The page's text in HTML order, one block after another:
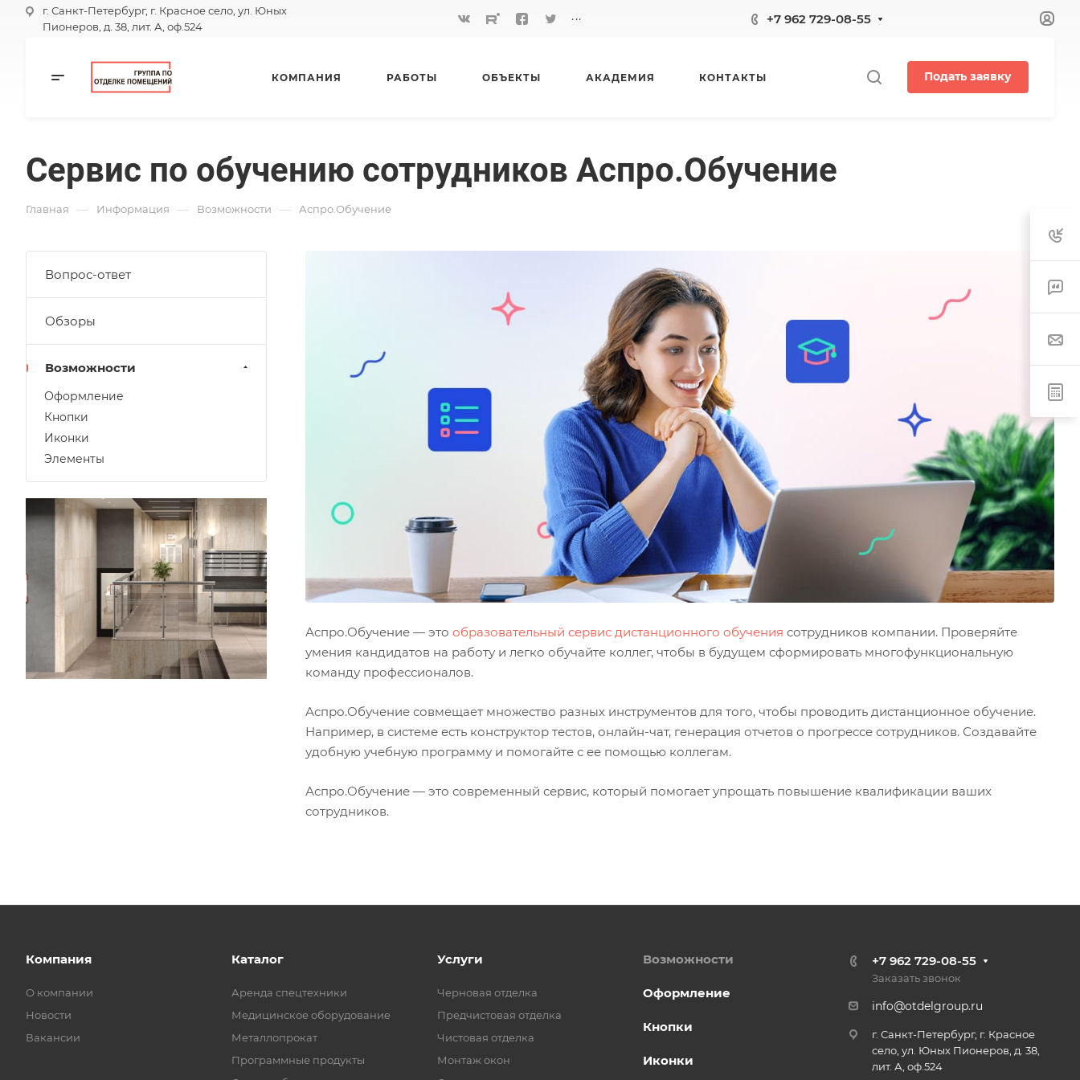
г. Санкт-Петербург, г. Красное село, ул. Юных
Пионеров, д. 38, лит. А, оф.524
... +7 962 729-08-55
КОМПАНИЯ РАБОТЫ ОБЪЕКТЫ АКАДЕМИЯ КОНТАКТЫ Подать заявку
Сервис по обучению сотрудников Аспро.Обучение
Главная — Информация — Возможности — Аспро.Обучение
Аспро.Обучение — это образовательный сервис дистанционного обучения сотрудников компании. Проверяйте
умения кандидатов на работу и легко обучайте коллег, чтобы в будущем сформировать многофункциональную
команду профессионалов.
Аспро.Обучение совмещает множество разных инструментов для того, чтобы проводить дистанционное обучение.
Например, в системе есть конструктор тестов, онлайн-чат, генерация отчетов о прогрессе сотрудников. Создавайте
удобную учебную программу и помогайте с ее помощью коллегам.
Аспро.Обучение — это современный сервис, который помогает упрощать повышение квалификации ваших
сотрудников.
Вопрос-ответ
Обзоры
Возможности
Оформление
Кнопки
Иконки
Элементы
Компания
О компании
Новости
Вакансии
Каталог
Аренда спецтехники
Медицинское оборудование
Металлопрокат
Программные продукты
Услуги
Черновая отделка
Предчистовая отделка
Чистовая отделка
Монтаж окон
Возможности
Оформление
Кнопки
Иконки
+7 962 729-08-55
Заказать звонок
info@otdelgroup.ru
г. Санкт-Петербург, г. Красное
село, ул. Юных Пионеров, д. 38,
лит. А, оф.524